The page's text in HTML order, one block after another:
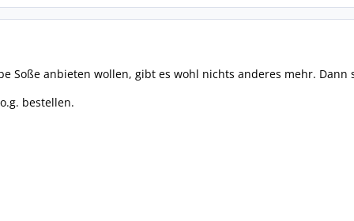
Soße anbieten wollen, gibt es wohl nichts anderes mehr. Dann
bestellen.